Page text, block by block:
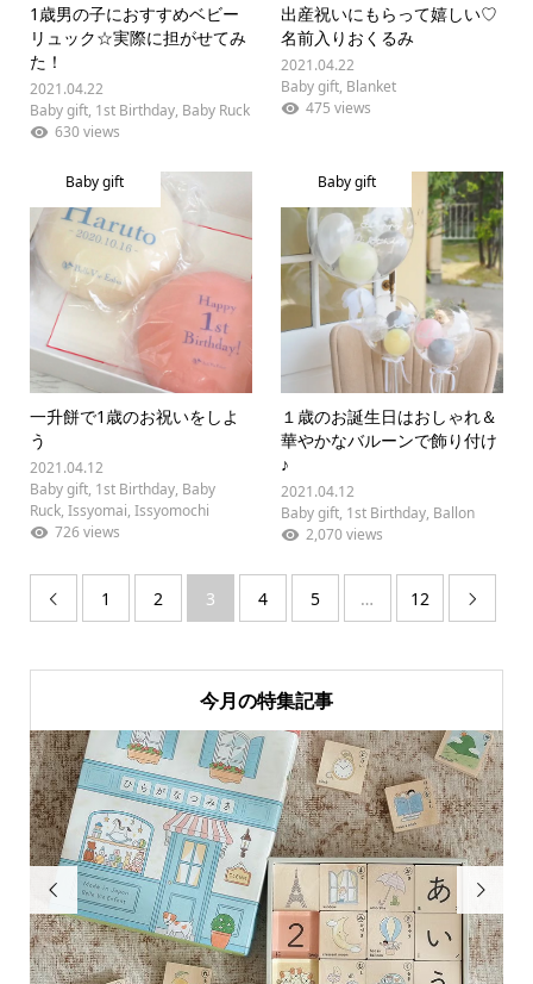
1歳男の子におすすめベビー
リュック☆実際に担がせてみ
た！
2021.04.22
Baby gift, 1st Birthday, Baby Ruck
630 views
出産祝いにもらって嬉しい♡
名前入りおくるみ
2021.04.22
Baby gift, Blanket
475 views
Baby gift
一升餅で1歳のお祝いをしよ
う
2021.04.12
Baby gift, 1st Birthday, Baby
Ruck, Issyomai, Issyomochi
726 views
Baby gift
１歳のお誕生日はおしゃれ＆
華やかなバルーンで飾り付け
♪
2021.04.12
Baby gift, 1st Birthday, Ballon
2,070 views
 1 2 3 4 5 … 12 
今月の特集記事
 